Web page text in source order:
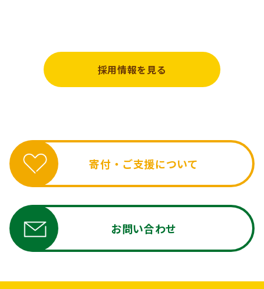
採用情報を見る
寄付・ご支援について
お問い合わせ